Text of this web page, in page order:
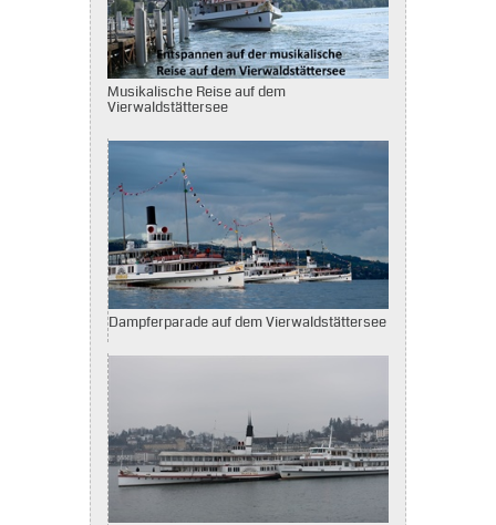
Musikalische Reise auf dem
Vierwaldstättersee
Dampferparade auf dem Vierwaldstättersee